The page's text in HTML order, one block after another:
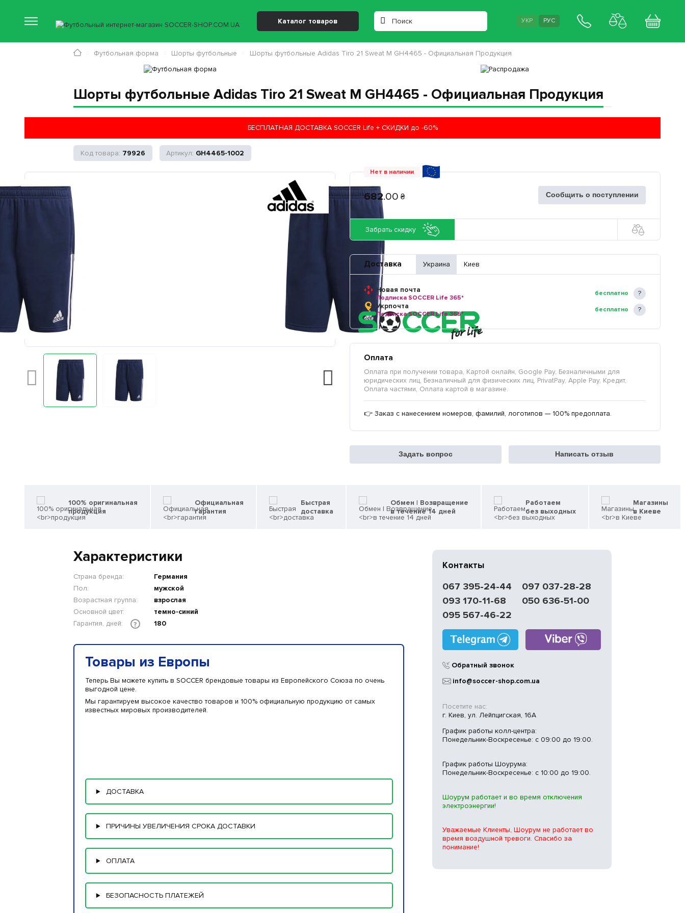
Шорты футбольные Adidas Tiro 21 Sweat M GH4465 - Официальная Продукция
БЕСПЛАТНАЯ ДОСТАВКА SOCCER Life + СКИДКИ до -60%
79926 GH4465-1002
Нет в наличии
682.00 ₴ Сообщить о поступлении
Забрать скидку
Доставка Украина Киев
Новая почта
Подписка SOCCER Life 365*
бесплатно
Укрпочта
Подписка SOCCER Life 365*
бесплатно
Оплата
Оплата при получении товара, Картой онлайн, Google Pay, Безналичными для
юридических лиц, Безналичный для физических лиц, PrivatPay, Apple Pay, Кредит,
Оплата частями, Оплата картой в магазине.
👉 Заказ с нанесением номеров, фамилий, логотипов — 100% предоплата.
Задать вопрос Написать отзыв
100% оригинальная
продукция
Официальная
гарантия
Быстрая
доставка
Обмен | Возвращение
в течение 14 дней
Работаем
без выходных
Магазины
в Киеве
Характеристики
Страна бренда:
Германия
Пол:
мужской
Возрастная группа:
взрослая
Основной цвет:
темно-синий
Гарантия, дней:
? 180
Товары из Европы
Теперь Вы можете купить в SOCCER брендовые товары из Европейского Союза по очень
выгодной цене.
Мы гарантируем высокое качество товаров и 100% официальную продукцию от самых
известных мировых производителей.
ДОСТАВКА
ПРИЧИНЫ УВЕЛИЧЕНИЯ СРОКА ДОСТАВКИ
ОПЛАТА
БЕЗОПАСНОСТЬ ПЛАТЕЖЕЙ
Контакты
067 395-24-44
097 037-28-28
093 170-11-68
050 636-51-00
095 567-46-22
Обратный звонок
info@soccer-shop.com.ua
Посетите нас:
г. Киев, ул. Лейпцигская, 16А
График работы колл-центра:
Понедельник-Воскресенье: с 09:00 до 19:00.
График работы Шоурума:
Понедельник-Воскресенье: с 10:00 до 19:00.
Шоурум работает и во время отключения
электроэнергии!
Уважаемые Клиенты, Шоурум не работает во
время воздушной тревоги. Спасибо за
понимание!
Каталог товаров УКР РУС
Футбольная форма Шорты футбольные Шорты футбольные Adidas Tiro 21 Sweat M GH4465 - Официальная Продукция